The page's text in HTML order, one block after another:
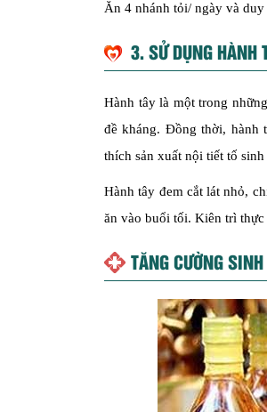
Ăn 4 nhánh tỏi/ ngày và
3. SỬ DỤNG HÀNH
Hành tây là một trong
đề kháng. Đồng thời, hành
thích sản xuất nội tiết tố sinh
Hành tây đem cắt lát nhỏ,
ăn vào buổi tối. Kiên trì
TĂNGCƯỜNG